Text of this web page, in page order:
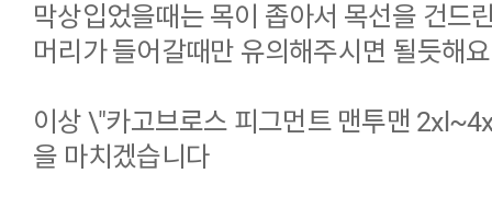
막상입었을때는 목이 좁아서 목선을 건드
머리가 들어갈때만 유의해주시면 될듯해
이상 \"카고브로스 피그먼트 맨투맨
을 마치겠습니다